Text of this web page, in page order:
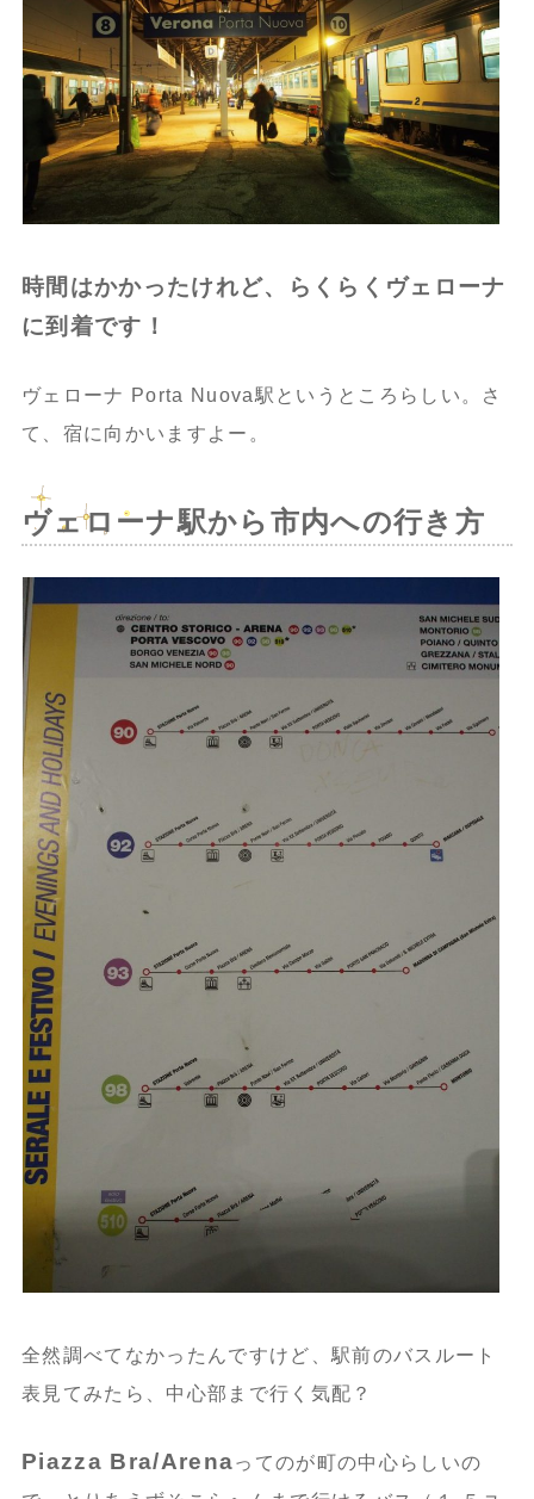
時間はかかったけれど、らくらくヴェローナ
に到着です！
ヴェローナ Porta Nuova駅というところらしい。さ
て、宿に向かいますよー。
ヴェローナ駅から市内への行き方
全然調べてなかったんですけど、駅前のバスルート
表見てみたら、中心部まで行く気配？
Piazza Bra/Arenaってのが町の中心らしいの